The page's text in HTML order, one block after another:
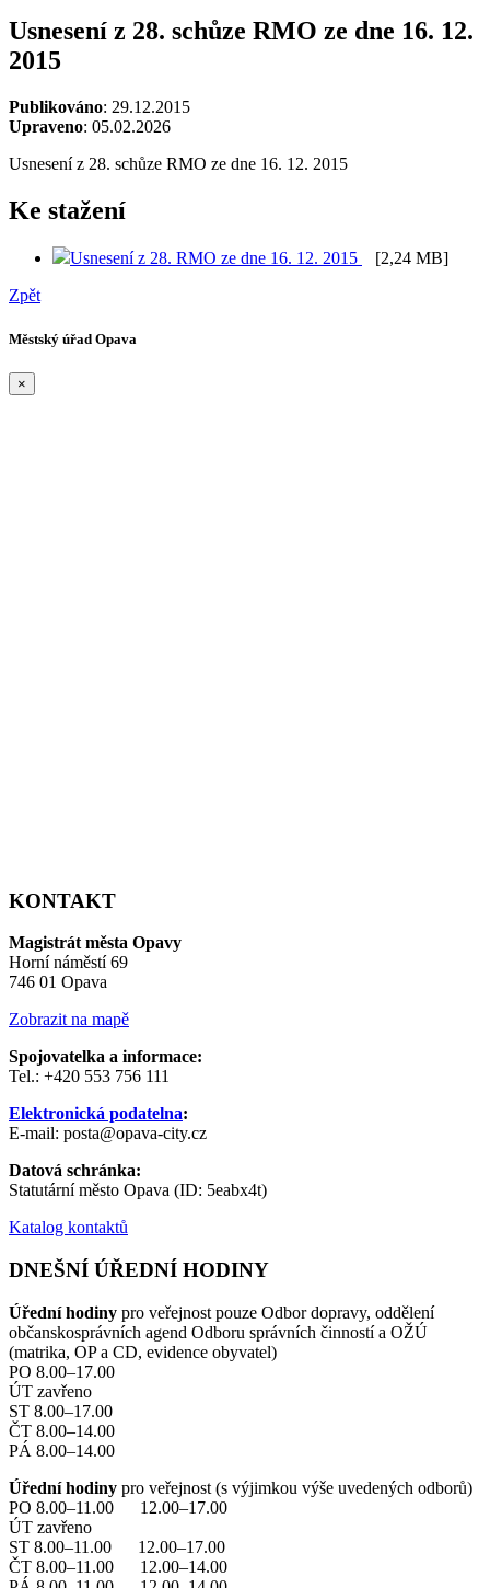
Usnesení z 28. schůze RMO ze dne 16. 12.
2015
Publikováno: 29.12.2015
Upraveno: 05.02.2026
Usnesení z 28. schůze RMO ze dne 16. 12. 2015
Ke stažení
Usnesení z 28. RMO ze dne 16. 12. 2015
[2,24 MB]
Zpět
Městský úřad Opava
×
KONTAKT
Magistrát města Opavy
Horní náměstí 69
746 01 Opava
Zobrazit na mapě
Spojovatelka a informace:
Tel.: +420 553 756 111
Elektronická podatelna:
E-mail: posta@opava-city.cz
Datová schránka:
Statutární město Opava (ID: 5eabx4t)
Katalog kontaktů
DNEŠNÍ ÚŘEDNÍ HODINY
Úřední hodiny pro veřejnost pouze Odbor dopravy, oddělení
občanskosprávních agend Odboru správních činností a OŽÚ
(matrika, OP a CD, evidence obyvatel)
PO 8.00–17.00
ÚT zavřeno
ST 8.00–17.00
ČT 8.00–14.00
PÁ 8.00–14.00
Úřední hodiny pro veřejnost (s výjimkou výše uvedených odborů)
PO 8.00–11.00 12.00–17.00
ÚT zavřeno
ST 8.00–11.00 12.00–17.00
ČT 8.00–11.00 12.00–14.00